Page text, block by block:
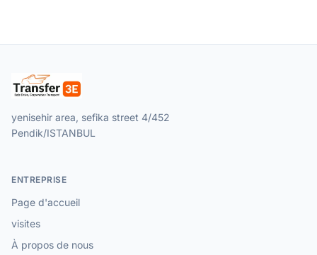
yenisehir area, sefika street 4/452
Pendik/ISTANBUL
ENTREPRISE
Page d'accueil
visites
À propos de nous